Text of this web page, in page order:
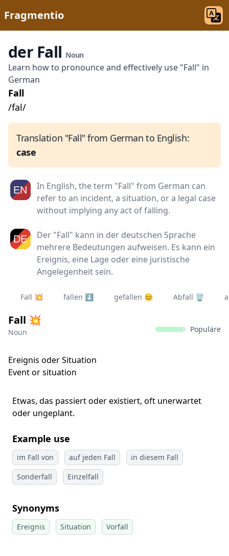
Fragmentio
der Fall Noun
Learn how to pronounce and effectively use "Fall" in
German
Fall
/fal/
Translation "Fall" from German to English:
case
In English, the term "Fall" from German can
refer to an incident, a situation, or a legal case
without implying any act of falling.
Der "Fall" kann in der deutschen Sprache
mehrere Bedeutungen aufweisen. Es kann ein
Ereignis, eine Lage oder eine juristische
Angelegenheit sein.
Fall 💥 fallen ⬇️ gefallen 😊 Abfall 🗑️
Fall 💥
Noun Populäre
Ereignis oder Situation
Event or situation
Etwas, das passiert oder existiert, oft unerwartet
oder ungeplant.
Example use
im Fall von auf jeden Fall
in diesem Fall
Sonderfall
Einzelfall
Synonyms
Ereignis Situation Vorfall